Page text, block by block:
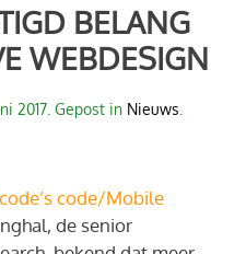
BELANG
WEBDESIGN
2017 . Gepost in Nieuws
code/Mobile
de senior